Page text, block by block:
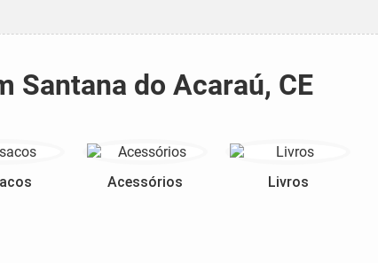
Santana do Acaraú, CE
Acessórios Livros